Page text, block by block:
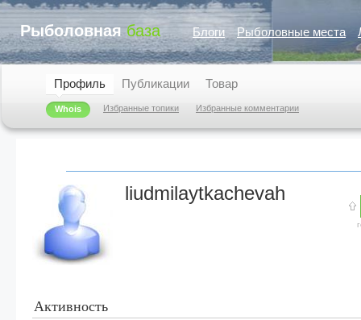
Рыболовная база Блоги Рыболовные места
Профиль
Whois Избранные топики Избранные комментарии
Публикации Товар
liudmilaytkachevah
Активность